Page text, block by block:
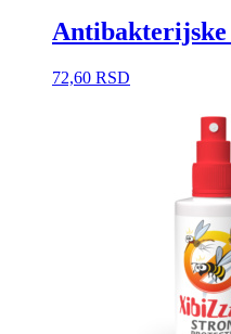
Antibakterijske
72,60 RSD